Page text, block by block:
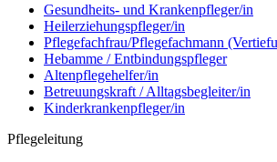
Gesundheits- und Krankenpfleger/in
Heilerziehungspfleger/in
Pflegefachfrau/Pflegefachmann
Hebamme / Entbindungspfleger
Altenpflegehelfer/in
Betreuungskraft / Alltagsbegleiter/in
Kinderkrankenpfleger/in
Pflegeleitung